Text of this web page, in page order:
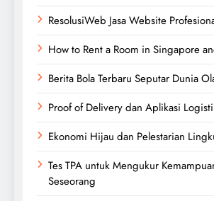
ResolusiWeb Jasa Website
How to Rent a Room in Singapore
Berita Bola Terbaru Seputar Dunia
Proof of Delivery dan Aplikasi
Ekonomi Hijau dan Pelestarian
Tes TPA untuk Mengukur
Seseorang